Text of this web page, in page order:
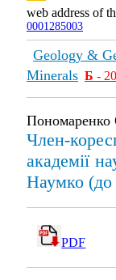
web address of
0001285003
Geology &
Minerals Б -
Член-
академії
Наумко (до
PDF